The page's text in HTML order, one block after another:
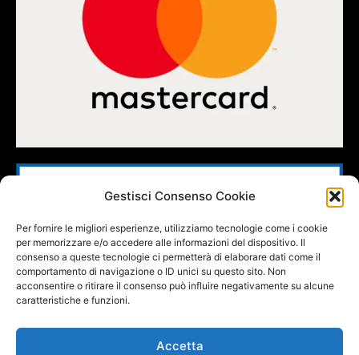
Gestisci Consenso Cookie
Per fornire le migliori esperienze, utilizziamo tecnologie come i cookie
per memorizzare e/o accedere alle informazioni del dispositivo. Il
consenso a queste tecnologie ci permetterà di elaborare dati come il
comportamento di navigazione o ID unici su questo sito. Non
acconsentire o ritirare il consenso può influire negativamente su alcune
caratteristiche e funzioni.
Accetta